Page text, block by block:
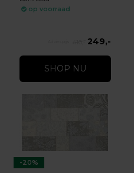
op voorraad
249,-
SHOP NU
-20%